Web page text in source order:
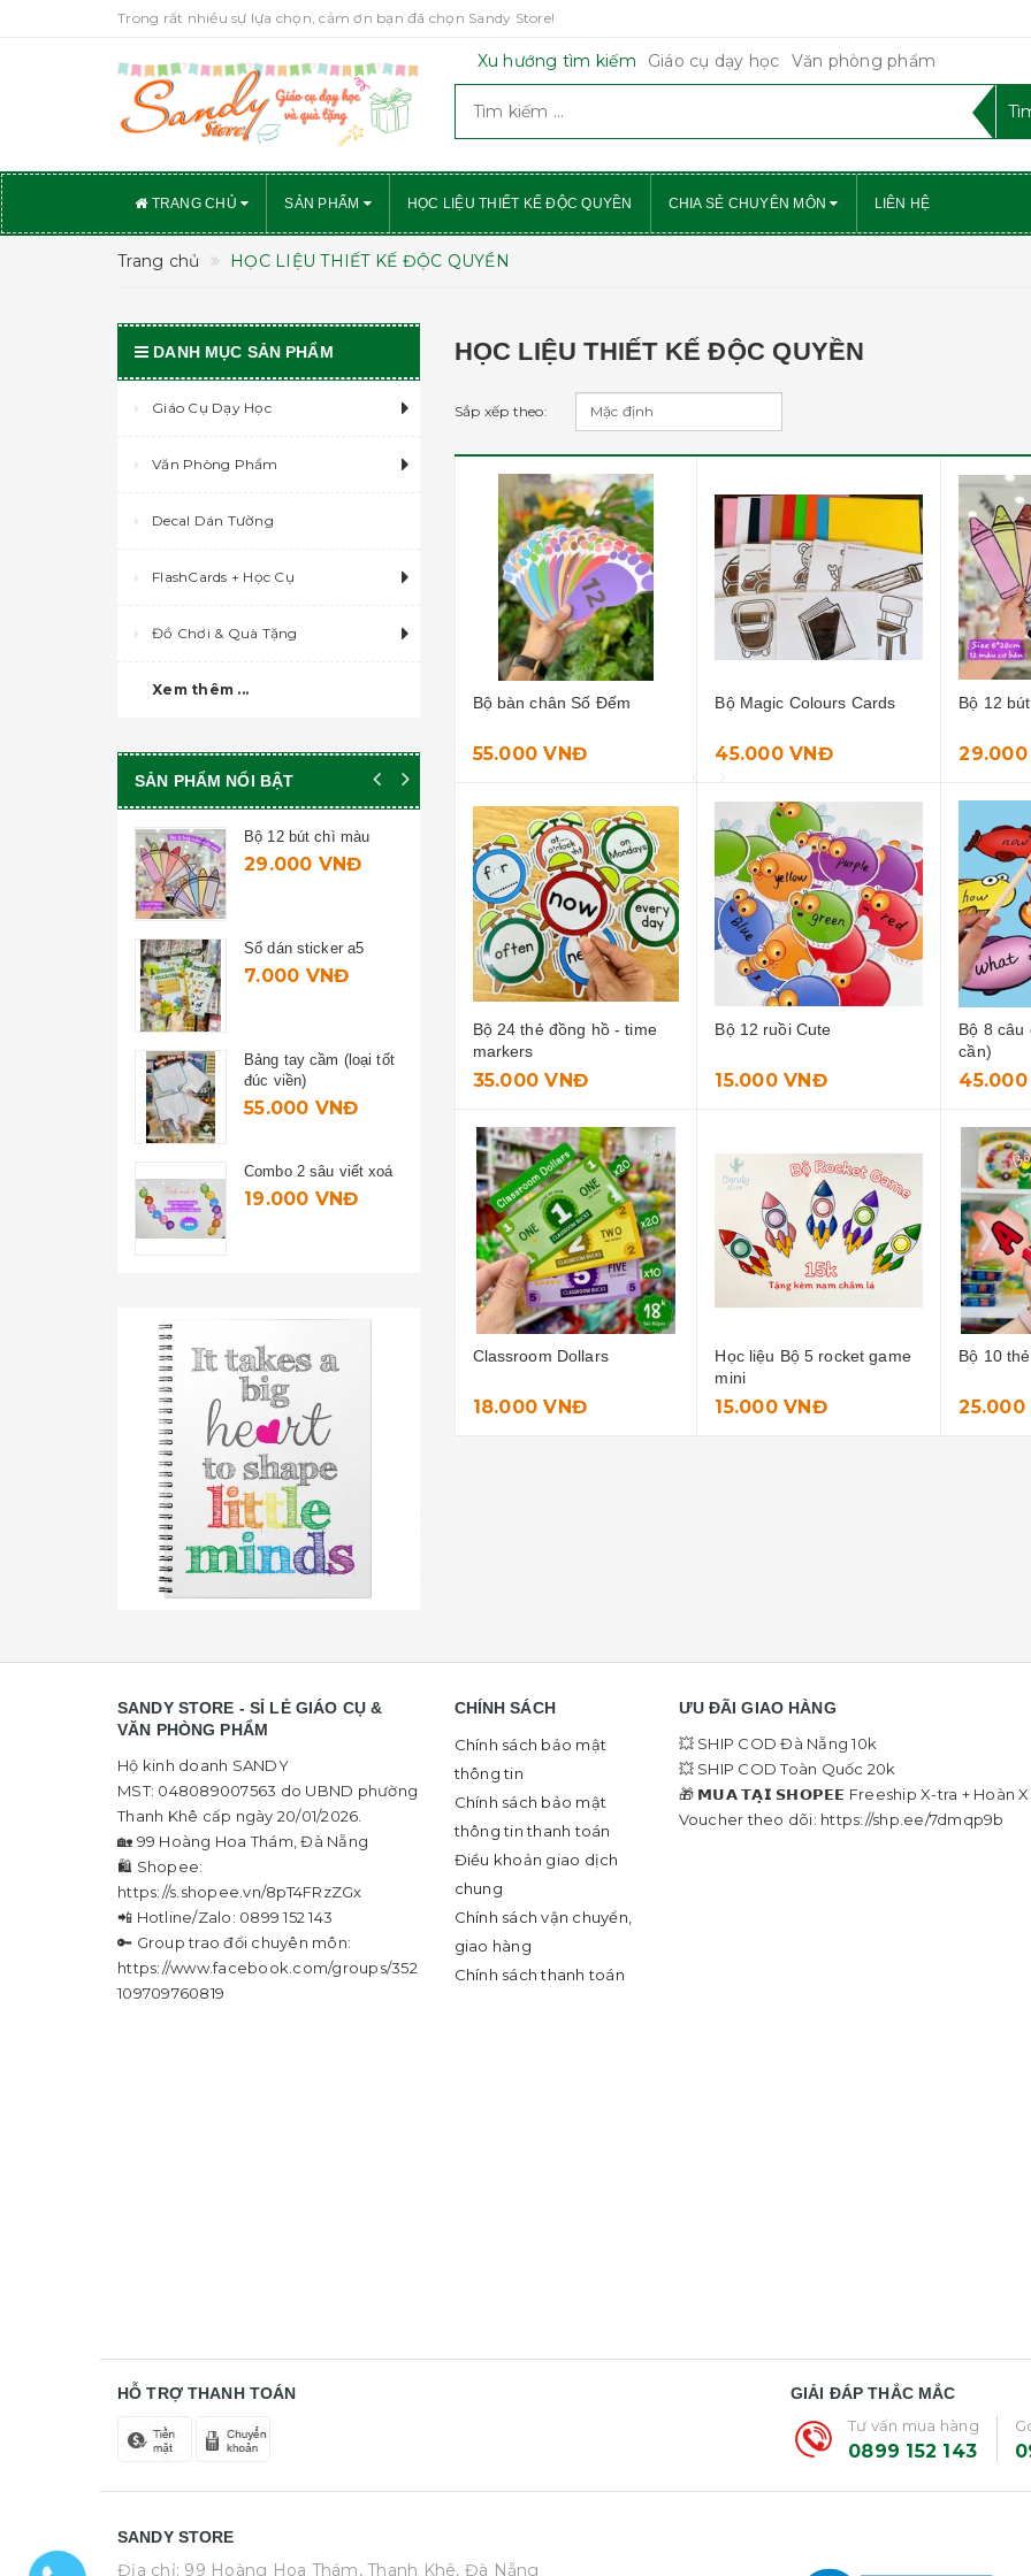
Trong rất nhiều sự lựa chọn, cảm ơn bạn đã chọn Sandy Store!
Xu hướng tìm kiếm Giáo cụ dạy học Văn phòng phẩm
TRANG CHỦ SẢN PHẨM HỌC LIỆU THIẾT KẾ ĐỘC QUYỀN CHIA SẺ CHUYÊN MÔN LIÊN HỆ
Trang chủ HỌC LIỆU THIẾT KẾ ĐỘC QUYỀN
HỌC LIỆU THIẾT KẾ ĐỘC QUYỀN
Sắp xếp theo:
Bộ bàn chân Số Đếm
55.000 VNĐ
Bộ Magic Colours Cards
45.000 VNĐ
Bộ 12
Bộ 24 thẻ đồng hồ - time
markers
35.000 VNĐ
Bộ 12 ruồi Cute
15.000 VNĐ
Bộ 8 câu
cần)
Classroom Dollars
18.000 VNĐ
Học liệu Bộ 5 rocket game
mini
15.000 VNĐ
Bộ 10
25.000
DANH MỤC SẢN PHẨM
Giáo Cụ Dạy Học
Văn Phòng Phẩm
Decal Dán Tường
FlashCards + Học Cụ
Đồ Chơi & Quà Tặng
Xem thêm ...
SẢN PHẨM NỔI BẬT
Bộ 24 thẻ đồng hồ -
time markers
Bộ thẻ team work "who
am i"
Bộ 15 thẻ oẳn tù tì
Liên hệ
Set 20 thẻ nhiệm vụ
12.000 VNĐ
SANDY STORE - SỈ LẺ GIÁO CỤ &
VĂN PHÒNG PHẨM
Hộ kinh doanh SANDY
MST: 048089007563 do UBND phường
Thanh Khê cấp ngày 20/01/2026.
🏡 99 Hoàng Hoa Thám, Đà Nẵng
🛍 Shopee:
https://s.shopee.vn/8pT4FRzZGx
📲 Hotline/Zalo: 0899 152 143
🔑 Group trao đổi chuyên môn:
https://www.facebook.com/groups/352
109709760819
CHÍNH SÁCH
Chính sách bảo mật
thông tin
Chính sách bảo mật
thông tin thanh toán
Điều khoản giao dịch
chung
Chính sách vận chuyển,
giao hàng
Chính sách thanh toán
ƯU ĐÃI GIAO HÀNG
💥 SHIP COD Đà Nẵng 10k
💥 SHIP COD Toàn Quốc 20k
🎁 𝗠𝗨𝗔 𝗧𝗔̣𝗜 𝗦𝗛𝗢𝗣𝗘𝗘 Freeship X-tra + Hoàn
Voucher theo dõi: https://shp.ee/7dmqp9b
HỖ TRỢ THANH TOÁN
GIẢI ĐÁP THẮC MẮC
Tư vấn mua hàng
0899 152 143
SANDY STORE
Địa chỉ: 99 Hoàng Hoa Thám, Thanh Khê, Đà Nẵng